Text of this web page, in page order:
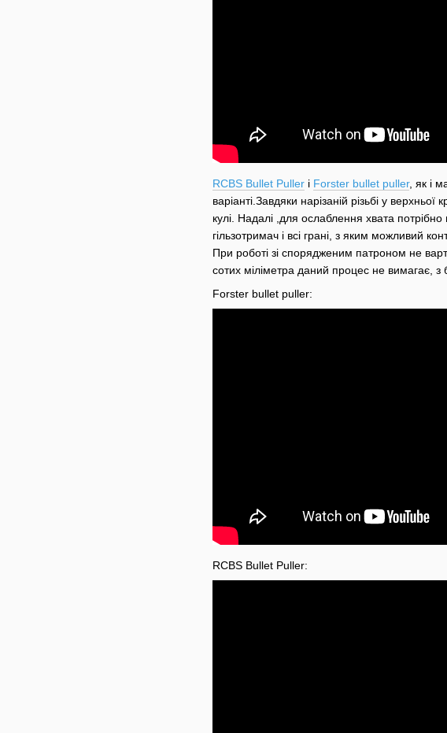
RCBS Bullet Puller і Forster bullet puller, як і
варіанті.Завдяки нарізаній різьбі у
кулі. Надалі ,для ослаблення хвата
гільзотримач і всі грані, з яким можливий
При роботі зі спорядженим патроном не
сотих міліметра даний процес не вимагає,
Forster bullet puller:
RCBS Bullet Puller: